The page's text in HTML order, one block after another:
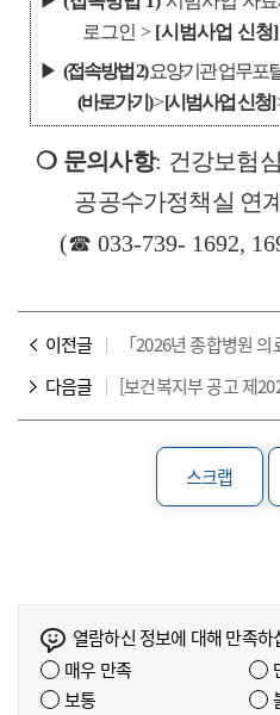
로그인 > [시범사업 신청
▶ (접속방법2)요양기관 업무포
(바로가기 )>[시범사업 신청]
❍ 문의사항: 건강보험
공공수가정책실 연
(☎ 033-739- 1692,
이전글
다음글
스크랩
열람하신 정보에 대해 만족하
매우 만족
보통